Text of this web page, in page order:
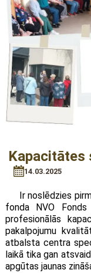
Kapacitātes
14.03.2025
Ir noslēdzies
fonda NVO Fonds
profesionālās
pakalpojumu
atbalsta centra
laikā tika gan
apgūtas jaunas